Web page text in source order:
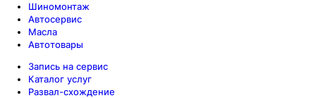
Шиномонтаж
Автосервис
Масла
Автотовары
Запись на сервис
Каталог услуг
Развал-схождение